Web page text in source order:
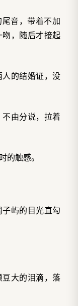
音，带着不加
，随后才接起
的结婚证，没
由分说，拉着
触感。
屿的目光直勾
大的泪滴，落